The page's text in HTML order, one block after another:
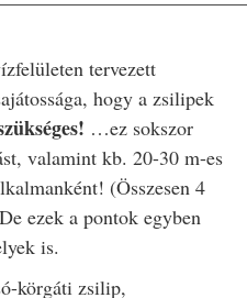
tervezett
hogy a zsilipek
…ez sokszor
valamint kb. 20-30 m-es
(Összesen 4
ezek a pontok egyben
is.
körgáti zsilip,